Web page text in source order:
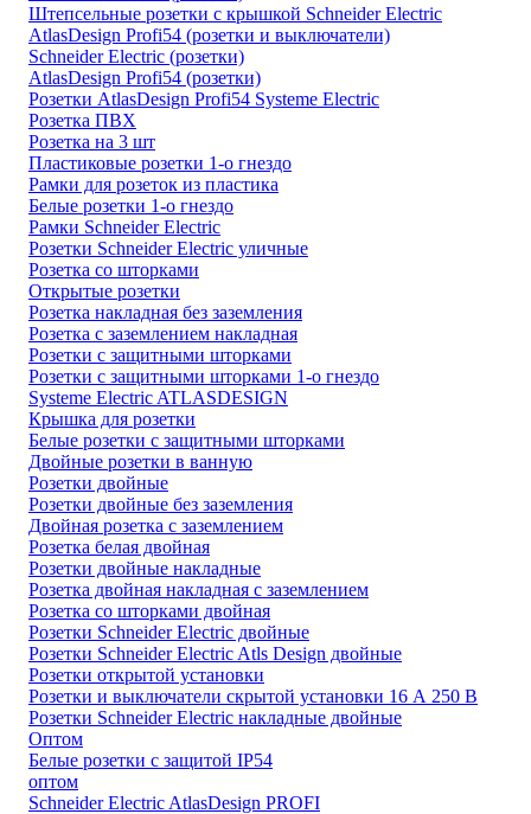
Штепсельные розетки с крышкой Schneider Electric
AtlasDesign Profi54 (розетки и выключатели)
Schneider Electric (розетки)
AtlasDesign Profi54 (розетки)
Розетки AtlasDesign Profi54 Systeme Electric
Розетка ПВХ
Розетка на 3 шт
Пластиковые розетки 1-о гнездо
Рамки для розеток из пластика
Белые розетки 1-о гнездо
Рамки Schneider Electric
Розетки Schneider Electric уличные
Розетка со шторками
Открытые розетки
Розетка накладная без заземления
Розетка с заземлением накладная
Розетки с защитными шторками
Розетки с защитными шторками 1-о гнездо
Systeme Electric ATLASDESIGN
Крышка для розетки
Белые розетки с защитными шторками
Двойные розетки в ванную
Розетки двойные
Розетки двойные без заземления
Двойная розетка с заземлением
Розетка белая двойная
Розетки двойные накладные
Розетка двойная накладная с заземлением
Розетка со шторками двойная
Розетки Schneider Electric двойные
Розетки Schneider Electric Atls Design двойные
Розетки открытой установки
Розетки и выключатели скрытой установки 16 А 250 В
Розетки Schneider Electric накладные двойные
Оптом
Белые розетки с защитой IP54
оптом
Schneider Electric AtlasDesign PROFI